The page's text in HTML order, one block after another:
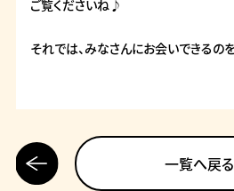
ご覧くださいね♪
それでは、みなさんにお会いできるの
前の記
事へ
一覧へ戻る